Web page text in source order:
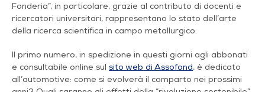
Fonderia”, in particolare, grazie al contributo di docenti e
ricercatori universitari, rappresentano lo stato dell’arte
della ricerca scientifica in campo metallurgico.
Il primo numero, in spedizione in questi giorni agli abbonati
e consultabile online sul sito web di Assofond, è dedicato
all’automotive: come si evolverà il comparto nei prossimi